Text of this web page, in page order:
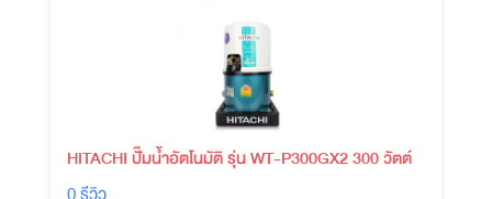
HITACHI ปั๊มน้ำอัตโนมัติ รุ่น WT-P300GX2 300 วัตต์